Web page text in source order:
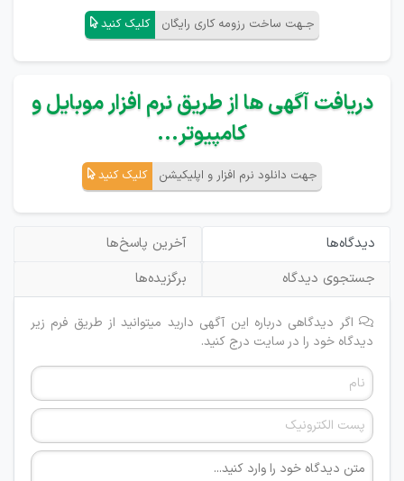
جـهت ساخت رزومه کاری رایگان کلیک کنید
دریافت آگهی ها از طریق نرم افزار موبایل و
کامپیوتر...
جهت دانلود نرم افزار و اپلیکیشن کلیک کنید
دیدگاه‌ها
آخرین پاسخ‌ها
جستجوی دیدگاه
برگزیده‌ها
اگر دیدگاهی درباره این آگهی دارید میتوانید از طریق فرم زیر
دیدگاه خود را در سایت درج کنید.